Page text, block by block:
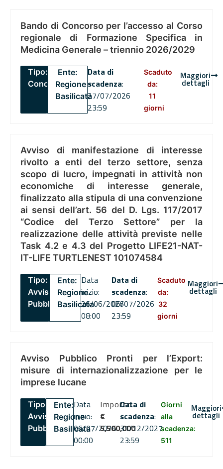
Bando di Concorso per l’accesso al Corso
regionale di Formazione Specifica in
Medicina Generale – triennio 2026/2029
Tipo:
Concorsi
Ente:
Regione
Basilicata
Data di
scadenza:
27/07/2026
23:59
Scaduto
da:
11
giorni
Maggiori
dettagli
Avviso di manifestazione di interesse
rivolto a enti del terzo settore, senza
scopo di lucro, impegnati in attività non
economiche di interesse generale,
finalizzato alla stipula di una convenzione
ai sensi dell’art. 56 del D. Lgs. 117/2017
“Codice del Terzo Settore” per la
realizzazione delle attività previste nelle
Task 4.2 e 4.3 del Progetto LIFE21-NAT-
IT-LIFE TURTLENEST 101074584
Tipo:
Avviso
Pubblico
Ente:
Regione
Basilicata
Data
inizio:
26/06/2026
08:00
Data di
scadenza:
06/07/2026
23:59
Scaduto
da:
32
giorni
Maggiori
dettagli
Avviso Pubblico Pronti per l’Export:
misure di internazionalizzazione per le
imprese lucane
Tipo:
Avviso
Pubblico
Ente:
Regione
Basilicata
Data
inizio:
06/07/2026
00:00
Importo
€
5,500,000
Data di
scadenza:
31/12/2027
23:59
Giorni
alla
scadenza:
511
Maggiori
dettagli